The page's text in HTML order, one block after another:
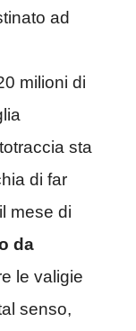
ad
milioni di
sta
di far
mese di
da
le valigie
senso,